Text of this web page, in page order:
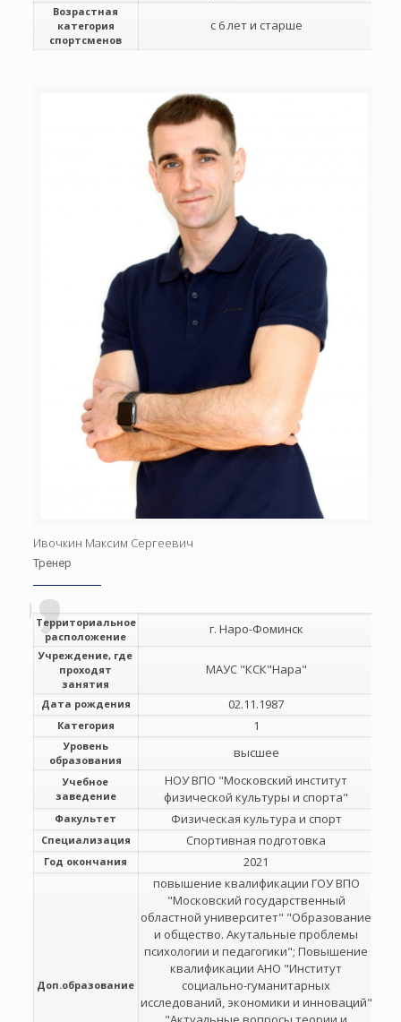
Возрастная
категория
спортсменов
с 6 лет и старше
Ивочкин Максим Сергеевич
Тренер
Территориальное
расположение
г. Наро-Фоминск
Учреждение, где
проходят
занятия
МАУС "КСК"Нара"
Дата рождения 02.11.1987
Категория 1
Уровень
образования
высшее
Учебное
заведение
НОУ ВПО "Московский институт
физической культуры и спорта"
Факультет Физическая культура и спорт
Специализация Спортивная подготовка
Год окончания 2021
Доп.образование
повышение квалификации ГОУ ВПО
"Московский государственный
областной университет" "Образование
и общество. Акутальные проблемы
психологии и педагогики"; Повышение
квалификации АНО "Институт
социально-гуманитарных
исследований, экономики и инноваций"